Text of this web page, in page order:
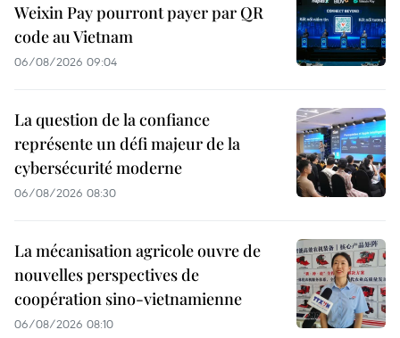
Weixin Pay pourront payer par QR
code au Vietnam
06/08/2026 09:04
La question de la confiance
représente un défi majeur de la
cybersécurité moderne
06/08/2026 08:30
La mécanisation agricole ouvre de
nouvelles perspectives de
coopération sino-vietnamienne
06/08/2026 08:10